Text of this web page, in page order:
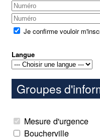
Je confirme vouloir
Langue
Groupes
Mesure d'urgence
Boucherville